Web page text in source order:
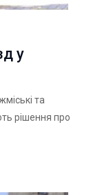
у
та
рішення про